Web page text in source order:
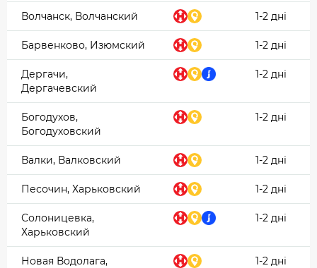
Волчанск, Волчанский 1-2 дні
Барвенково, Изюмский 1-2 дні
Дергачи,
Дергачевский
1-2 дні
Богодухов,
Богодуховский
1-2 дні
Валки, Валковский 1-2 дні
Песочин, Харьковский 1-2 дні
Солоницевка,
Харьковский
1-2 дні
Новая Водолага,
1-2 дні